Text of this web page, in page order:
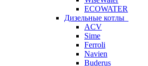
ECOWATER
Дизельные котлы
ACV
Sime
Ferroli
Navien
Buderus